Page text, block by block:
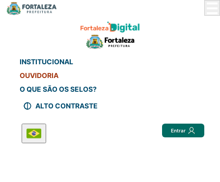
INSTITUCIONAL
OUVIDORIA
O QUE SÃO OS SELOS?
ALTO CONTRASTE
Entrar